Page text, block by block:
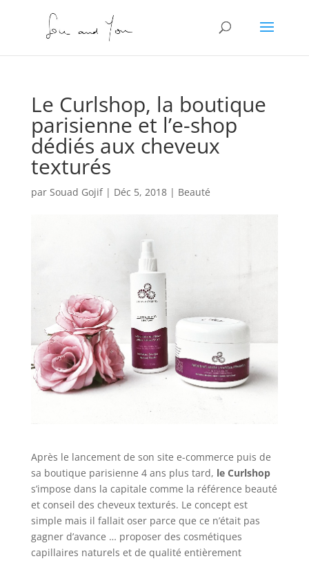
Le Curlshop, la boutique
parisienne et l’e-shop
dédiés aux cheveux
texturés
par Souad Gojif| Déc 5, 2018| Beauté
Après le lancement de son site e-commerce puis de
sa boutique parisienne 4 ans plus tard, le Curlshop
s’impose dans la capitale comme la référence beauté
et conseil des cheveux texturés. Le concept est
simple mais il fallait oser parce que ce n’était pas
gagner d’avance … proposer des cosmétiques
capillaires naturels et de qualité entièrement